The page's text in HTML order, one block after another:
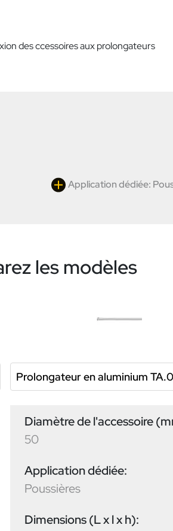
des ccessoires aux prolongateurs
Application dédiée:
les modèles
Prolongateur en aluminium
Diamètre de l'accessoire
50
Application dédiée:
Poussières
Dimensions (L x l x h):